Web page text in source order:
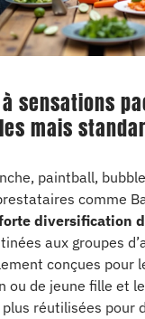
sensations
mais
paintball,
comme
diversification
aux groupes
conçues pour
ou de jeune fille et
réutilisées pour